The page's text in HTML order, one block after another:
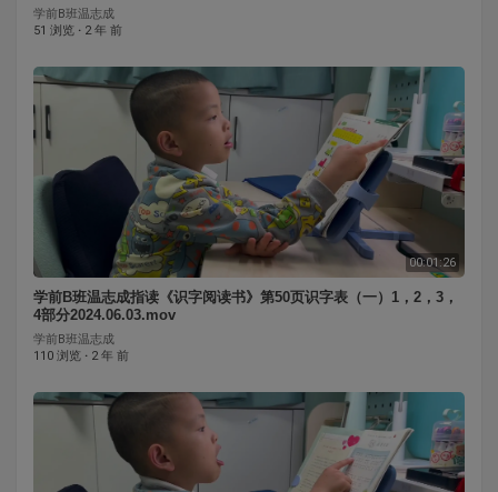
学前B班温志成
51 浏览 · 2 年 前
00:01:26
学前B班温志成指读《识字阅读书》第50页识字表（一）1，2，3，
4部分2024.06.03.mov
学前B班温志成
110 浏览 · 2 年 前